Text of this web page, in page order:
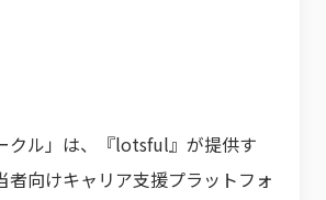
クル」は、『lotsful』が提供す
者向けキャリア支援プラットフォ